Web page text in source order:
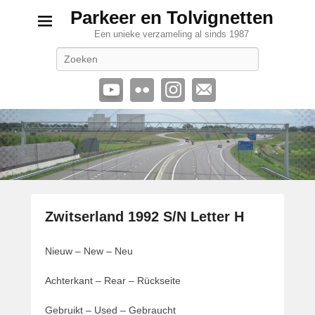
Parkeer en Tolvignetten
Een unieke verzameling al sinds 1987
Zwitserland 1992 S/N Letter H
e
l
Nieuw – New – Neu
Achterkant – Rear – Rückseite
Gebruikt – Used – Gebraucht